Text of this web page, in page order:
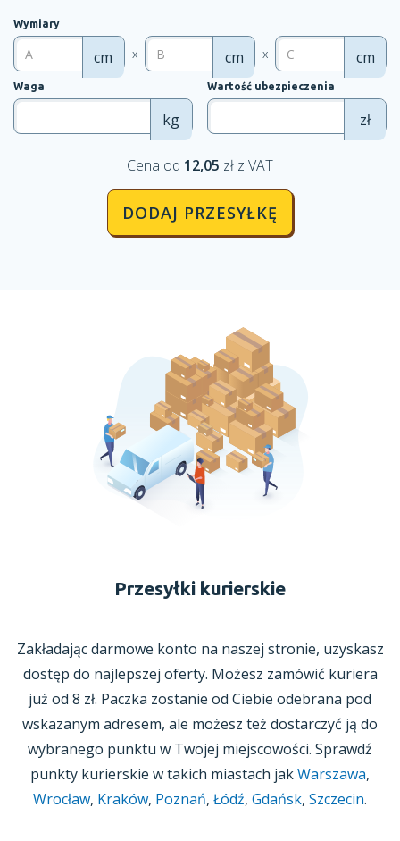
Wymiary
cm x cm x cm
Waga
kg
Wartość ubezpieczenia
zł
Cena od 12,05 zł z VAT
DODAJ PRZESYŁKĘ
Przesyłki kurierskie
Zakładając darmowe konto na naszej stronie, uzyskasz
dostęp do najlepszej oferty. Możesz zamówić kuriera
już od 8 zł. Paczka zostanie od Ciebie odebrana pod
wskazanym adresem, ale możesz też dostarczyć ją do
wybranego punktu w Twojej miejscowości. Sprawdź
punkty kurierskie w takich miastach jakWarszawa,
Wrocław, Kraków, Poznań, Łódź, Gdańsk, Szczecin.